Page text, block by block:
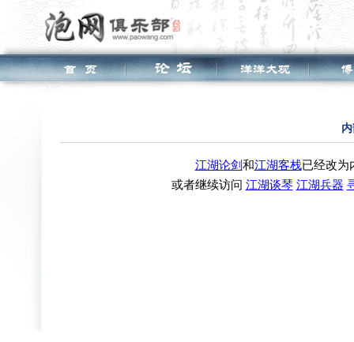
江湖论剑和江湖客栈已经改为
或者继续访问 江湖谈琴 江湖兵器